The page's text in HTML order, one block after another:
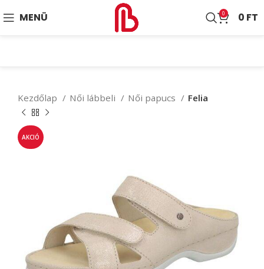
MENÜ 0 0 FT
Kezdőlap Női lábbeli Női papucs Felia
AKCIÓ